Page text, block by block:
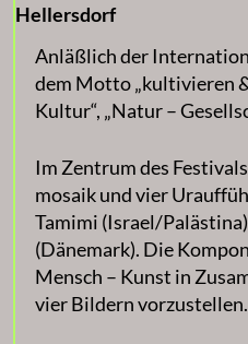
Hellersdorf
Anläßlich der
dem Motto „kultivieren
Kultur“, „Natur –
Im Zentrum des
mosaik und vier
Tamimi (Israel/
(Dänemark). Die
Mensch – Kunst in
vier Bildern vorzustellen.